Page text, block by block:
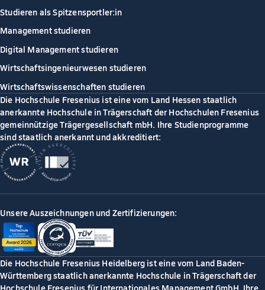
Studieren als Spitzensportler:in
Management studieren
Digital Management studieren
Wirtschaftsingenieurwesen studieren
Wirtschaftswissenschaften studieren
Die Hochschule Fresenius ist eine vom Land Hessen staatlich
anerkannte Hochschule in Trägerschaft der Hochschulen Fresenius
gemeinnützige Trägergesellschaft mbH. Ihre Studienprogramme
sind staatlich anerkannt und akkreditiert:
Unsere Auszeichnungen und Zertifizierungen:
Die Hochschule Fresenius Heidelberg ist eine vom Land Baden-
Württemberg staatlich anerkannte Hochschule in Trägerschaft der